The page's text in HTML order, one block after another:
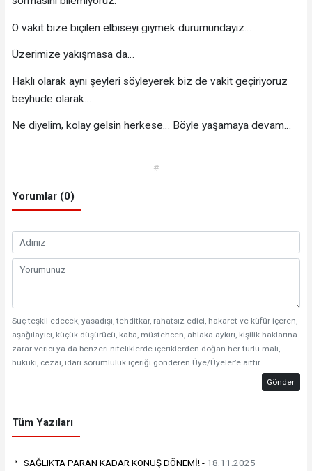
O vakit bize biçilen elbiseyi giymek durumundayız…
Üzerimize yakışmasa da…
Haklı olarak aynı şeyleri söyleyerek biz de vakit geçiriyoruz
beyhude olarak…
Ne diyelim, kolay gelsin herkese… Böyle yaşamaya devam…
#
Yorumlar (0)
Suç teşkil edecek, yasadışı, tehditkar, rahatsız edici, hakaret ve küfür içeren,
aşağılayıcı, küçük düşürücü, kaba, müstehcen, ahlaka aykırı, kişilik haklarına
zarar verici ya da benzeri niteliklerde içeriklerden doğan her türlü mali,
hukuki, cezai, idari sorumluluk içeriği gönderen Üye/Üyeler’e aittir.
Gönder
Tüm Yazıları
SAĞLIKTA PARAN KADAR KONUŞ DÖNEMİ! - 18.11.2025